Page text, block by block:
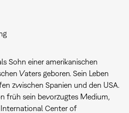
Sohn einer amerikanischen
Vaters geboren. Sein Leben
zwischen Spanien und den USA.
früh sein bevorzugtes Medium,
Center of